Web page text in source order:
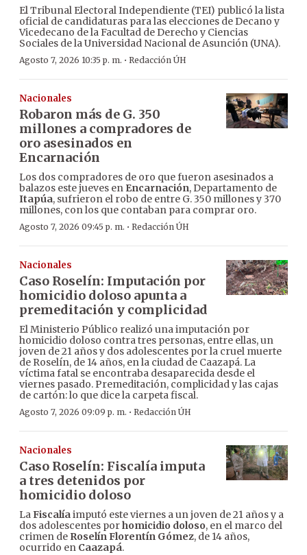
El Tribunal Electoral Independiente (TEI) publicó la lista
oficial de candidaturas para las elecciones de Decano y
Vicedecano de la Facultad de Derecho y Ciencias
Sociales de la Universidad Nacional de Asunción (UNA).
Agosto 7, 2026 10:35 p. m. · Redacción ÚH
Nacionales
Robaron más de G. 350
millones a compradores de
oro asesinados en
Encarnación
Los dos compradores de oro que fueron asesinados a
balazos este jueves en Encarnación, Departamento de
Itapúa, sufrieron el robo de entre G. 350 millones y 370
millones, con los que contaban para comprar oro.
Agosto 7, 2026 09:45 p. m. · Redacción ÚH
Nacionales
Caso Roselín: Imputación por
homicidio doloso apunta a
premeditación y complicidad
El Ministerio Público realizó una imputación por
homicidio doloso contra tres personas, entre ellas, un
joven de 21 años y dos adolescentes por la cruel muerte
de Roselín, de 14 años, en la ciudad de Caazapá. La
víctima fatal se encontraba desaparecida desde el
viernes pasado. Premeditación, complicidad y las cajas
de cartón: lo que dice la carpeta fiscal.
Agosto 7, 2026 09:09 p. m. · Redacción ÚH
Nacionales
Caso Roselín: Fiscalía imputa
a tres detenidos por
homicidio doloso
LaFiscalíaimputó este viernes a un joven de 21 años y a
dos adolescentes porhomicidio doloso, en el marco del
crimen de Roselín Florentín Gómez, de 14 años,
ocurrido en Caazapá.